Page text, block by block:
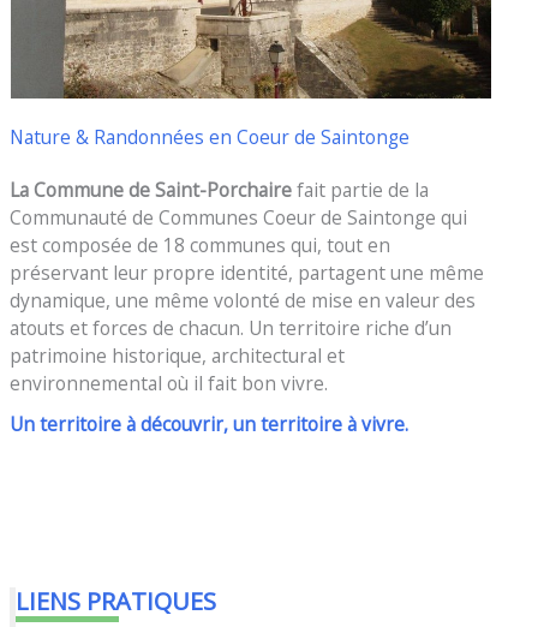
Nature & Randonnées en Coeur de Saintonge
La Commune de Saint-Porchairefait partie de la
Communauté de Communes Coeur de Saintonge qui
est composée de 18 communes qui, tout en
préservant leur propre identité, partagent une même
dynamique, une même volonté de mise en valeur des
atouts et forces de chacun. Un territoire riche d’un
patrimoine historique, architectural et
environnemental où il fait bon vivre.
Un territoire à découvrir, un territoire à vivre.
LIENS PRATIQUES